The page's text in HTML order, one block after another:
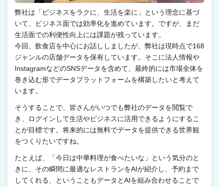
弊社は「ビジネスをラクに、生活を楽に」という理念に基づ
いて、ビジネス面では効率化を進めています。ですが、まだ
生活面での利便性向上には課題が残っています。
今回、飲食店を中心にお話ししましたが、弊社は現時点で168
ジャンルの店舗データを保有しています。そこに法人情報や
InstagramなどのSNSデータを含めて、最終的には市場全体を
巻き込む形でデータプラットフォームを構築したいと考えて
います。
そうすることで、皆さんがいつでも弊社のデータを閲覧で
き、ログインして生活やビジネスに活用できるようにするこ
とが目標です。将来的には無料でデータを提供できる世界観
をつくりたいですね。
たとえば、「今日は中華料理が食べたいな」という気分のと
きに、その瞬間に最適なレストランをAIが紹介し、予約まで
してくれる、ということもデータとAIを組み合わせることで